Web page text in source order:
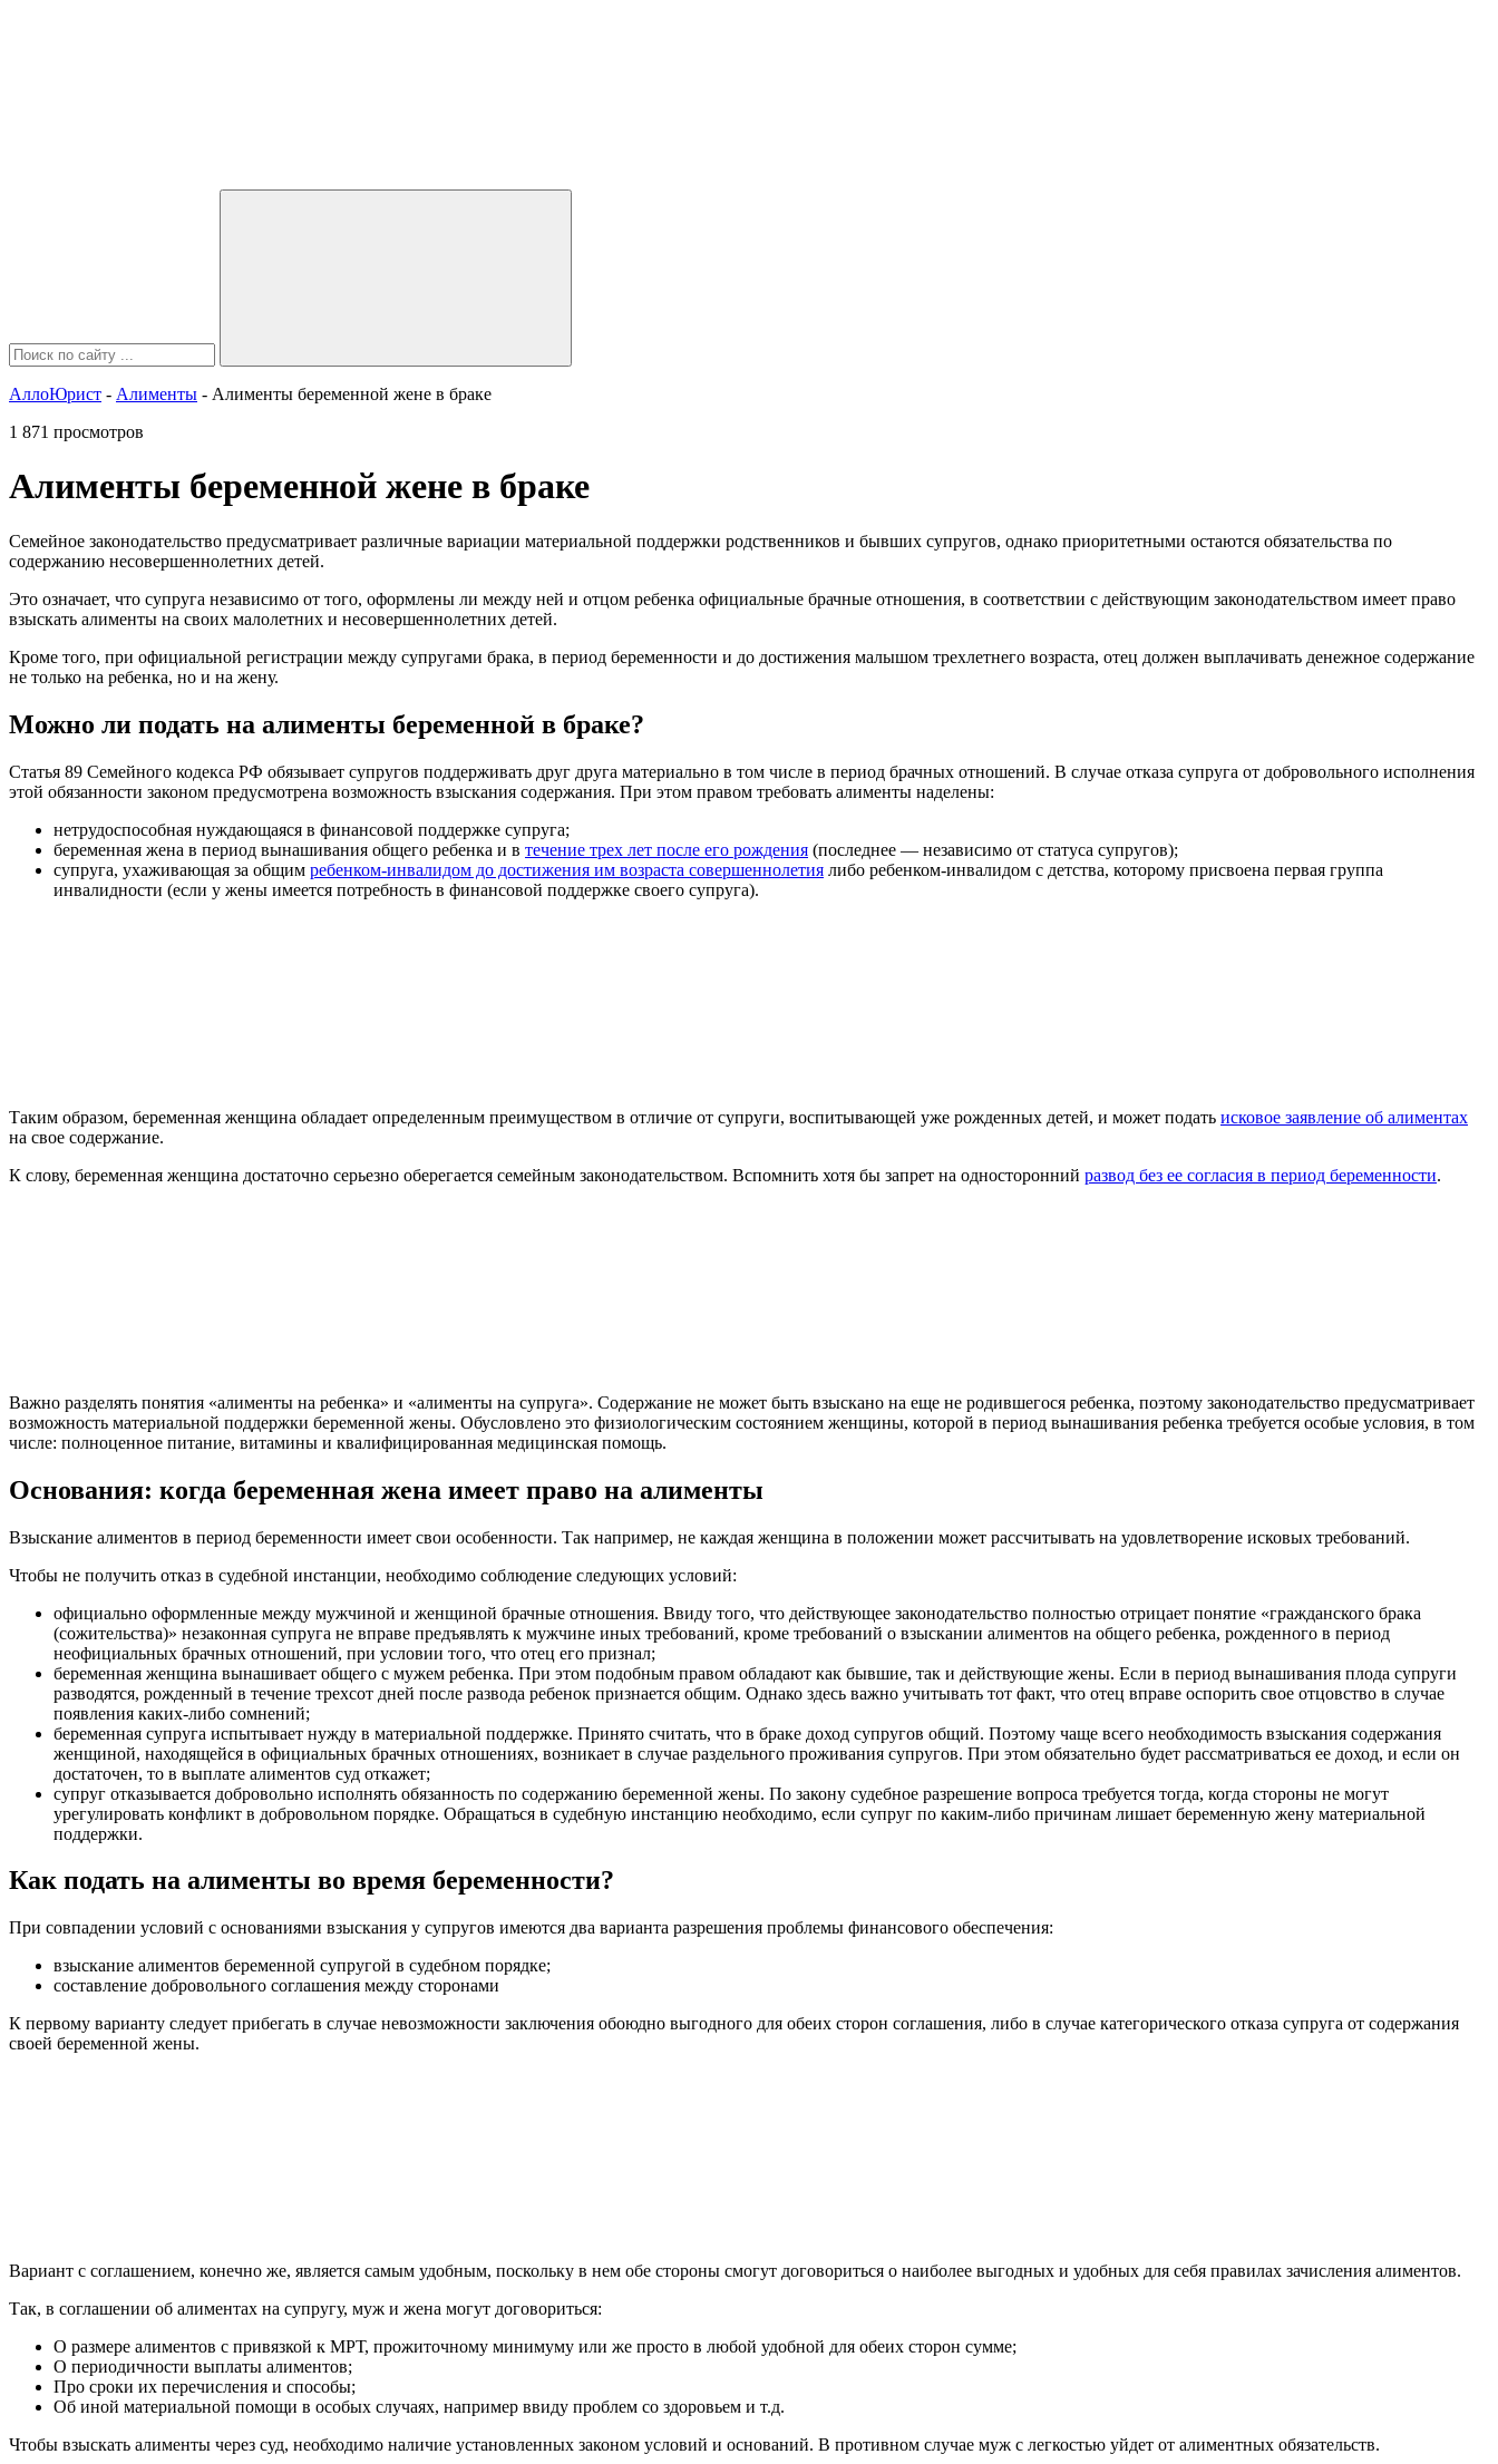
АллоЮрист - Алименты - Алименты беременной жене в браке
1 871 просмотров
Алименты беременной жене в браке
Семейное законодательство предусматривает различные вариации материальной поддержки родственников и бывших супругов, однако приоритетными остаются обязательства по
содержанию несовершеннолетних детей.
Это означает, что супруга независимо от того, оформлены ли между ней и отцом ребенка официальные брачные отношения, в соответствии с действующим законодательством имеет право
взыскать алименты на своих малолетних и несовершеннолетних детей.
Кроме того, при официальной регистрации между супругами брака, в период беременности и до достижения малышом трехлетнего возраста, отец должен выплачивать денежное содержание
не только на ребенка, но и на жену.
Можно ли подать на алименты беременной в браке?
Статья 89 Семейного кодекса РФ обязывает супругов поддерживать друг друга материально в том числе в период брачных отношений. В случае отказа супруга от добровольного исполнения
этой обязанности законом предусмотрена возможность взыскания содержания. При этом правом требовать алименты наделены:
нетрудоспособная нуждающаяся в финансовой поддержке супруга;
беременная жена в период вынашивания общего ребенка и в течение трех лет после его рождения (последнее — независимо от статуса супругов);
супруга, ухаживающая за общим ребенком-инвалидом до достижения им возраста совершеннолетия либо ребенком-инвалидом с детства, которому присвоена первая группа
инвалидности (если у жены имеется потребность в финансовой поддержке своего супруга).
Таким образом, беременная женщина обладает определенным преимуществом в отличие от супруги, воспитывающей уже рожденных детей, и может подать исковое заявление об алиментах
на свое содержание.
К слову, беременная женщина достаточно серьезно оберегается семейным законодательством. Вспомнить хотя бы запрет на односторонний развод без ее согласия в период беременности.
Важно разделять понятия «алименты на ребенка» и «алименты на супруга». Содержание не может быть взыскано на еще не родившегося ребенка, поэтому законодательство предусматривает
возможность материальной поддержки беременной жены. Обусловлено это физиологическим состоянием женщины, которой в период вынашивания ребенка требуется особые условия, в том
числе: полноценное питание, витамины и квалифицированная медицинская помощь.
Основания: когда беременная жена имеет право на алименты
Взыскание алиментов в период беременности имеет свои особенности. Так например, не каждая женщина в положении может рассчитывать на удовлетворение исковых требований.
Чтобы не получить отказ в судебной инстанции, необходимо соблюдение следующих условий:
официально оформленные между мужчиной и женщиной брачные отношения. Ввиду того, что действующее законодательство полностью отрицает понятие «гражданского брака
(сожительства)» незаконная супруга не вправе предъявлять к мужчине иных требований, кроме требований о взыскании алиментов на общего ребенка, рожденного в период
неофициальных брачных отношений, при условии того, что отец его признал;
беременная женщина вынашивает общего с мужем ребенка. При этом подобным правом обладают как бывшие, так и действующие жены. Если в период вынашивания плода супруги
разводятся, рожденный в течение трехсот дней после развода ребенок признается общим. Однако здесь важно учитывать тот факт, что отец вправе оспорить свое отцовство в случае
появления каких-либо сомнений;
беременная супруга испытывает нужду в материальной поддержке. Принято считать, что в браке доход супругов общий. Поэтому чаще всего необходимость взыскания содержания
женщиной, находящейся в официальных брачных отношениях, возникает в случае раздельного проживания супругов. При этом обязательно будет рассматриваться ее доход, и если он
достаточен, то в выплате алиментов суд откажет;
супруг отказывается добровольно исполнять обязанность по содержанию беременной жены. По закону судебное разрешение вопроса требуется тогда, когда стороны не могут
урегулировать конфликт в добровольном порядке. Обращаться в судебную инстанцию необходимо, если супруг по каким-либо причинам лишает беременную жену материальной
поддержки.
Как подать на алименты во время беременности?
При совпадении условий с основаниями взыскания у супругов имеются два варианта разрешения проблемы финансового обеспечения:
взыскание алиментов беременной супругой в судебном порядке;
составление добровольного соглашения между сторонами
К первому варианту следует прибегать в случае невозможности заключения обоюдно выгодного для обеих сторон соглашения, либо в случае категорического отказа супруга от содержания
своей беременной жены.
Вариант с соглашением, конечно же, является самым удобным, поскольку в нем обе стороны смогут договориться о наиболее выгодных и удобных для себя правилах зачисления алиментов.
Так, в соглашении об алиментах на супругу, муж и жена могут договориться:
О размере алиментов с привязкой к МРТ, прожиточному минимуму или же просто в любой удобной для обеих сторон сумме;
О периодичности выплаты алиментов;
Про сроки их перечисления и способы;
Об иной материальной помощи в особых случаях, например ввиду проблем со здоровьем и т.д.
Чтобы взыскать алименты через суд, необходимо наличие установленных законом условий и оснований. В противном случае муж с легкостью уйдет от алиментных обязательств.